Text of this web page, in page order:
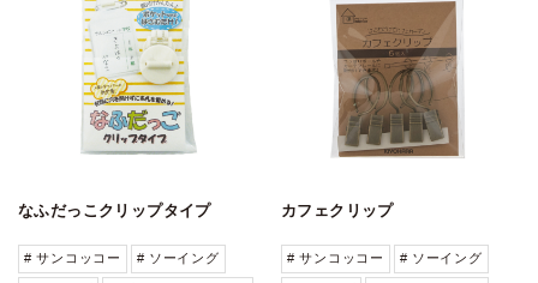
なふだっこクリップタイプ
# サンコッコー # ソーイング
カフェクリップ
# サンコッコー # ソーイング